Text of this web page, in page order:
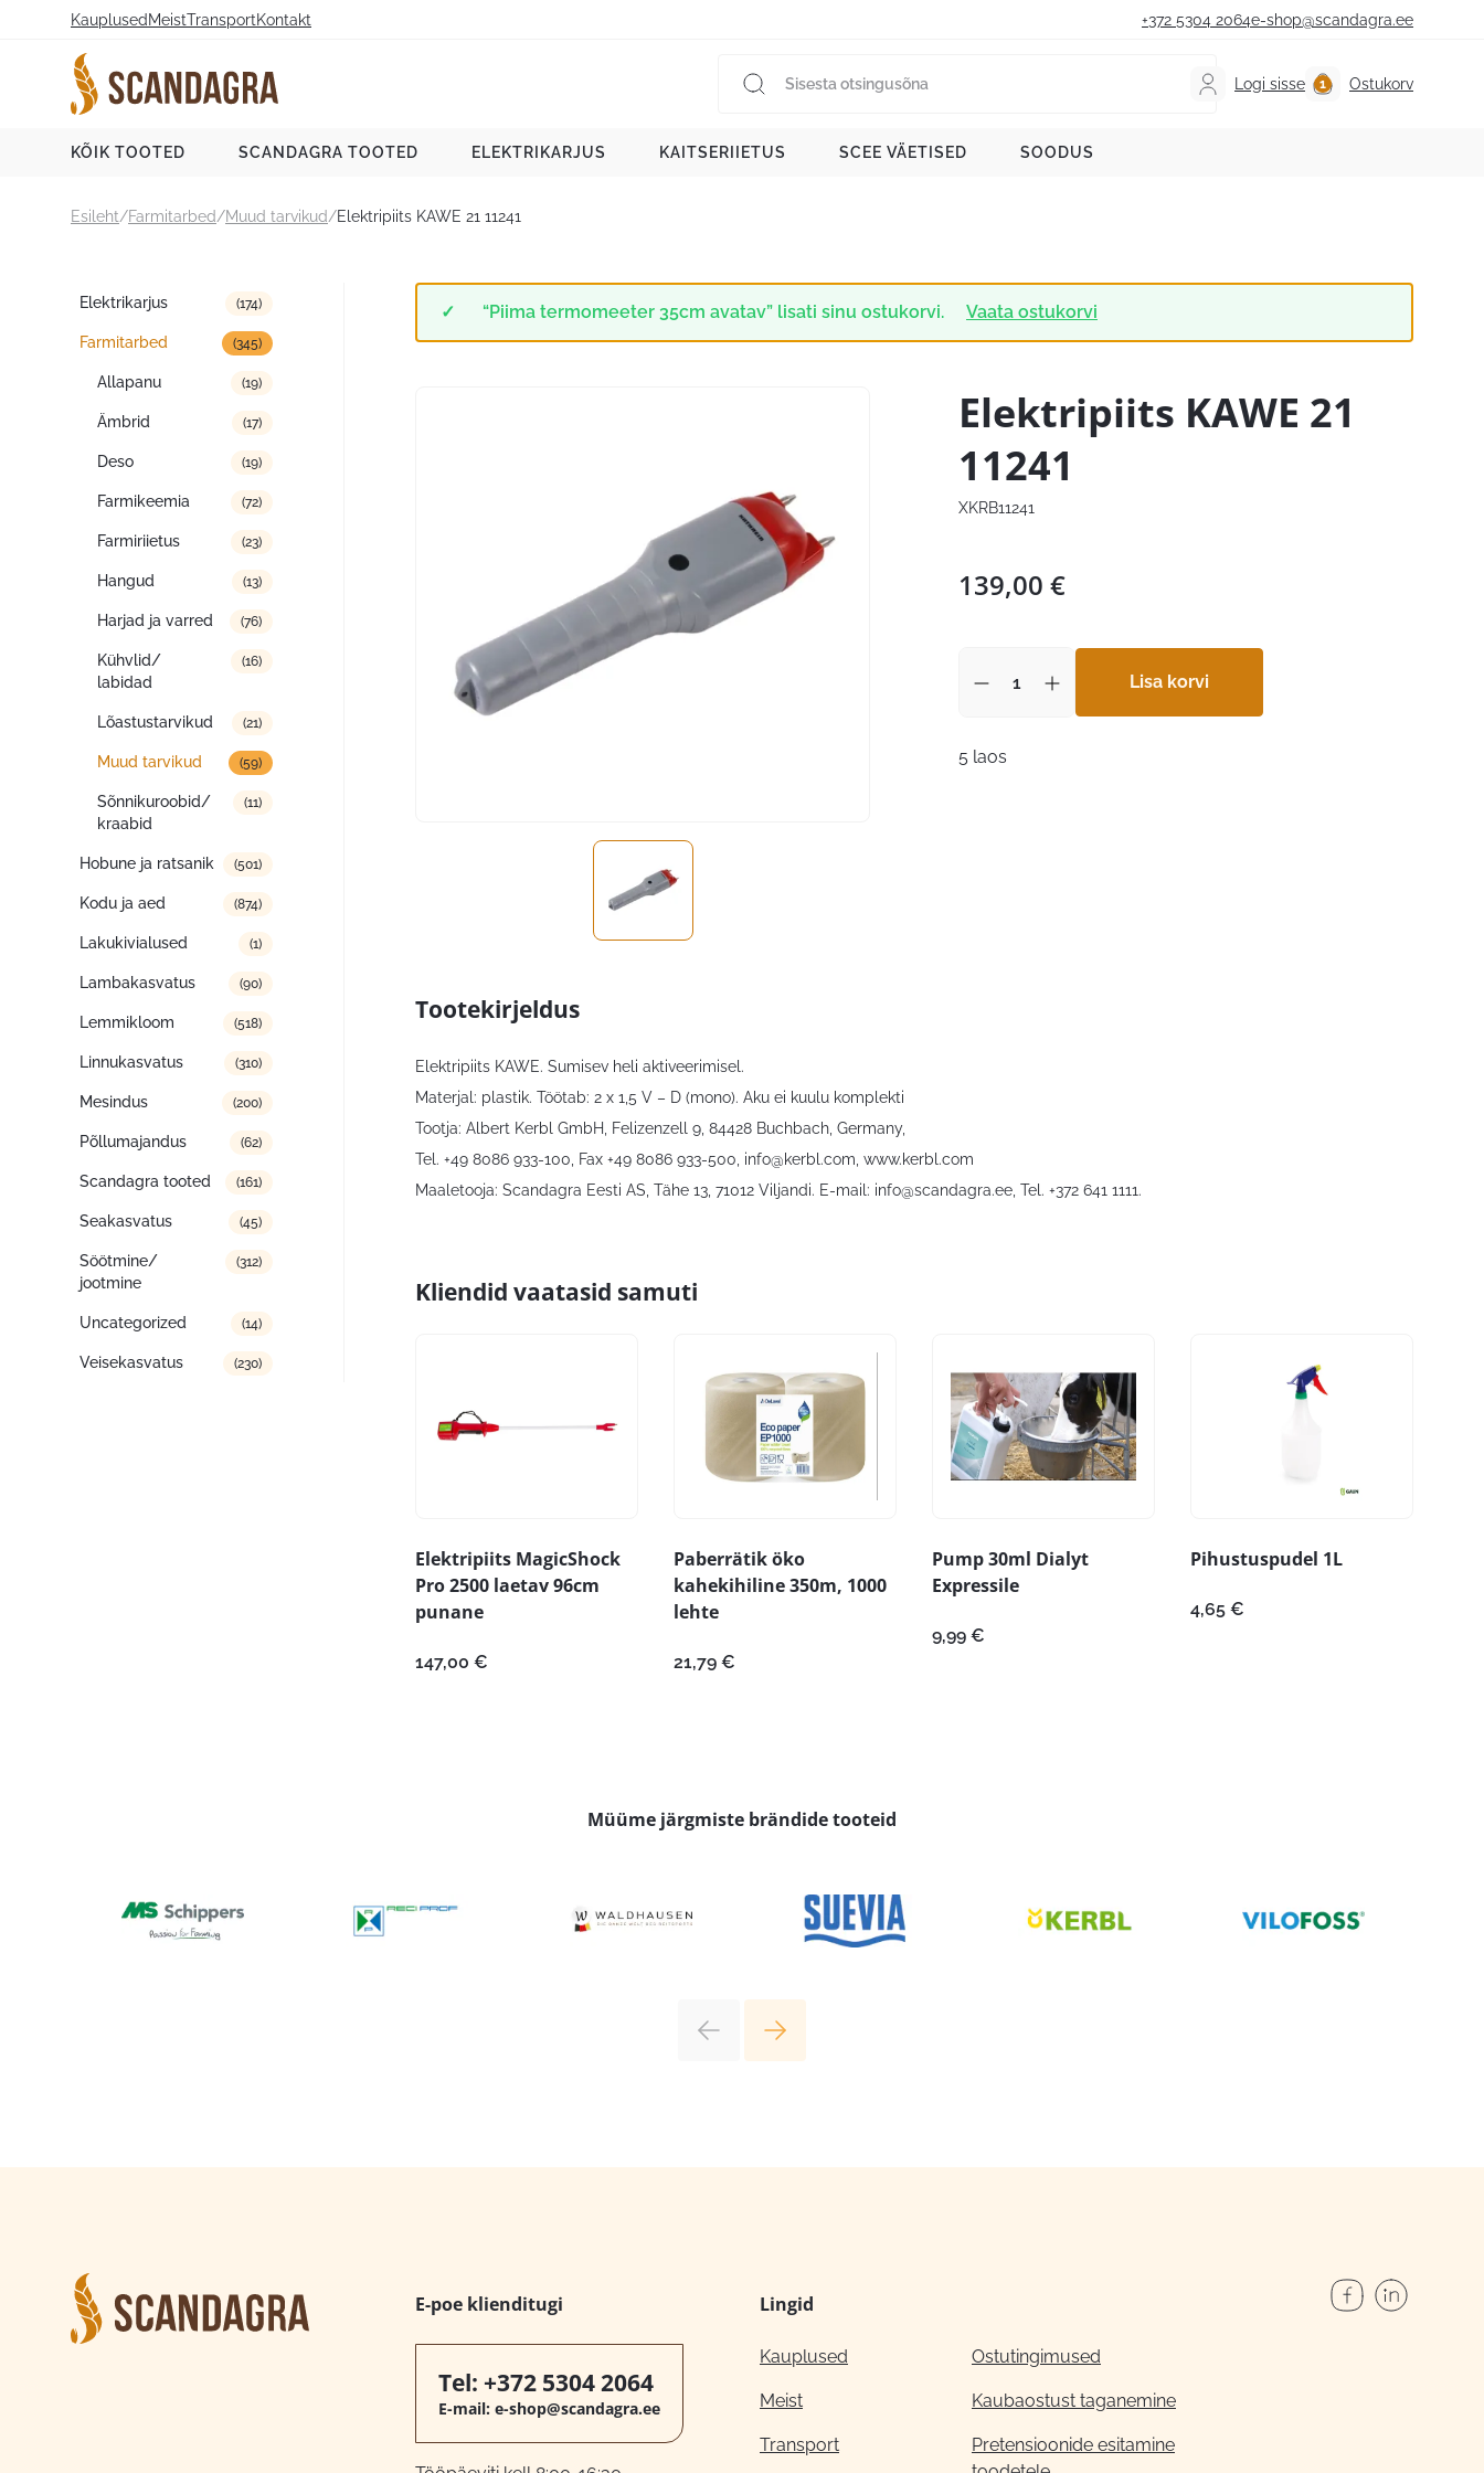
Kauplused MeistTransportKontakt +372 5304 2064e-shop@scandagra.ee
Logi sisse Ostukorv
KÕIK TOOTED SCANDAGRA TOOTED ELEKTRIKARJUS KAITSERIIETUS SCEE VÄETISED SOODUS
Esileht/Farmitarbed/Muud tarvikud/Elektripiits KAWE 21 11241
Tootekategooriad
Elektrikarjus (174)
Farmitarbed (345)
Allapanu (19)
Ämbrid (17)
Deso (19)
Farmikeemia (72)
Farmiriietus (23)
Hangud (13)
Harjad ja varred (76)
Kühvlid/
labidad
(16)
Lõastustarvikud (21)
Muud tarvikud (59)
Sõnnikuroobid/
kraabid
(11)
Hobune ja ratsanik (501)
Kodu ja aed (874)
Lakukivialused (1)
Lambakasvatus (90)
Lemmikloom (518)
Linnukasvatus (310)
Mesindus (200)
Põllumajandus (62)
Scandagra tooted (161)
Seakasvatus (45)
Söötmine/
jootmine
(312)
Uncategorized (14)
Veisekasvatus (230)
“Piima termomeeter 35cm avatav” lisati sinu ostukorvi. Vaata ostukorvi
Elektripiits KAWE 21
11241
XKRB11241
139,00 €
Lisa korvi
5 laos
Tootekirjeldus
Elektripiits KAWE. Sumisev heli aktiveerimisel.
Materjal: plastik. Töötab: 2 x 1,5 V – D (mono). Aku ei kuulu komplekti
Tootja: Albert Kerbl GmbH, Felizenzell 9, 84428 Buchbach, Germany,
Tel. +49 8086 933-100, Fax +49 8086 933-500, info@kerbl.com , www.kerbl.com
Maaletooja: Scandagra Eesti AS, Tähe 13, 71012 Viljandi. E-mail: info@scandagra.ee , Tel. +372 641 1111.
Kliendid vaatasid samuti
Elektripiits MagicShock
Pro 2500 laetav 96cm
punane
147,00 €
Paberrätik öko
kahekihiline 350m, 1000
lehte
21,79 €
Pump 30ml Dialyt
Expressile
9,99 €
Pihustuspudel 1L
4,65 €
Müüme järgmiste brändide tooteid
E-poe klienditugi
Tel: +372 5304 2064
E-mail: e-shop@scandagra.ee
Lingid
Kauplused
Meist
Transport
Ostutingimused
Kaubaostust taganemine
Pretensioonide esitamine